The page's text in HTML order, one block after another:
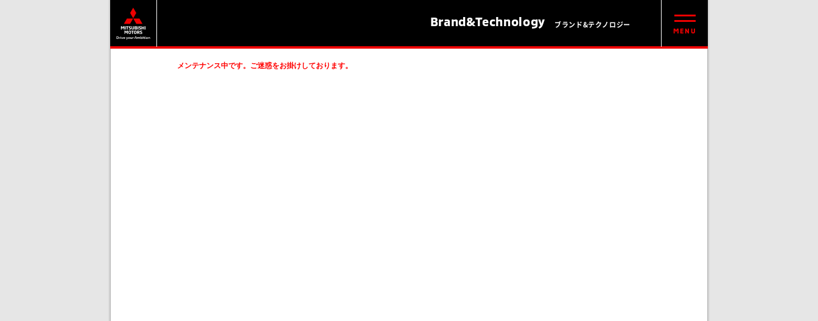
Brand&Technology ブランド&テクノロジー
メンテナンス中です。ご迷惑をお掛けしております。